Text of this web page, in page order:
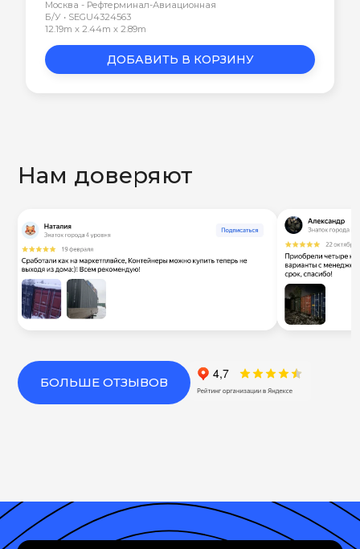
Москва - Рефтерминал-Авиационная
Б/У • SEGU4324563
12.19m x 2.44m x 2.89m
ДОБАВИТЬ В КОРЗИНУ
Нам доверяют
БОЛЬШЕ ОТЗЫВОВ